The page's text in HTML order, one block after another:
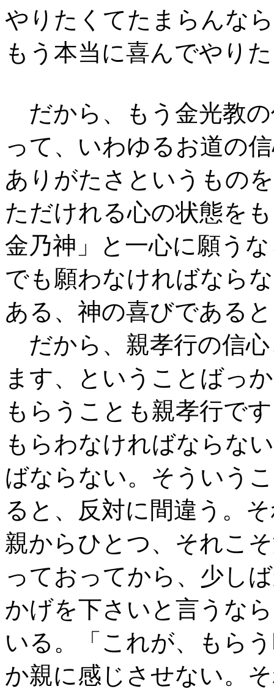
やりたくてたまらんな
もう本当に喜んでやり
だから、もう金光教
って、いわゆるお道の
ありがたさというもの
ただけれる心の状態を
金乃神」と一心に願う
でも願わなければなら
ある、神の喜びである
だから、親孝行の信
ます、ということばっ
もらうことも親孝行で
もらわなければならな
ばならない。そういう
ると、反対に間違う。
親からひとつ、それこ
っておってから、少し
かげを下さいと言うな
いる。「これが、もら
か親に感じさせない。